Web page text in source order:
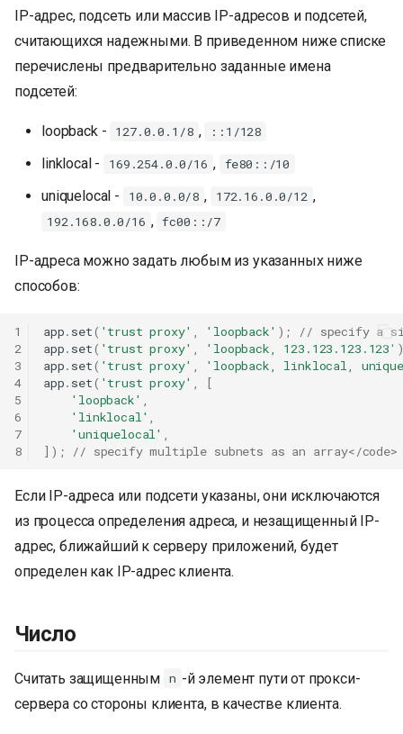
IP-адрес, подсеть или массив IP-адресов и подсетей,
считающихся надежными. В приведенном ниже списке
перечислены предварительно заданные имена
подсетей:
loopback - 127.0.0.1/8 , ::1/128
linklocal - 169.254.0.0/16 , fe80::/10
uniquelocal - 10.0.0.0/8 , 172.16.0.0/12 ,
192.168.0.0/16 , fc00::/7
IP-адреса можно задать любым из указанных ниже
способов:
1
2
3
4
5
6
7
8
app. set( 'trust proxy' , 'loopback' );
// specify a
app. set( 'trust proxy' , 'loopback, 123.123.123.123'
app. set( 'trust proxy' ,
'loopback, linklocal,
app. set( 'trust proxy' ,
[
'loopback' ,
'linklocal' ,
'uniquelocal' ,
]);
// specify multiple subnets as an array</code>
Если IP-адреса или подсети указаны, они исключаются
из процесса определения адреса, и незащищенный IP-
адрес, ближайший к серверу приложений, будет
определен как IP-адрес клиента.
Число
Считать защищенным n -й элемент пути от прокси-
сервера со стороны клиента, в качестве клиента.